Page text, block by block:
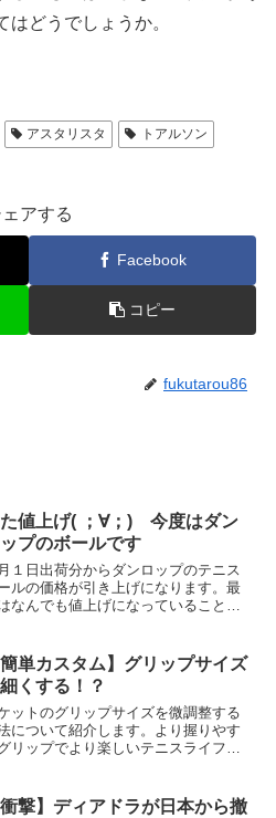
はどうでしょうか。
アスタリスタ
トアルソン
ェアする
Facebook
コピー
fukutarou86
た値上げ( ；∀；) 今度はダン
プのボールです
１日出荷分からダンロップのテニス
ルの価格が引き上げになります。最
なんでも値上げになっていることが
簡単カスタム】グリップサイズ
くする！？
ットのグリップサイズを微調整する
について紹介します。より握りやす
リップでより楽しいテニスライフを
衝撃】ディアドラが日本から撤